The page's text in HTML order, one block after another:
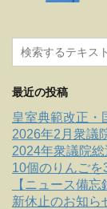
最近の投稿
皇室典範改正
2026年2月衆議
2024年衆議院
10個のりんご
【ニュース備
新休止のお知ら